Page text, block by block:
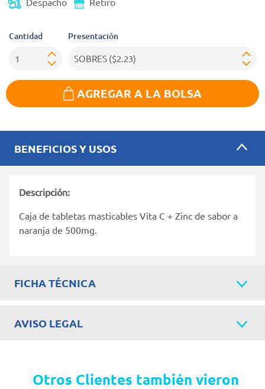
Cantidad Presentación
AGREGAR A LA BOLSA
BENEFICIOS Y USOS
Descripción:
Caja de tabletas masticables Vita C + Zinc de sabor a
naranja de 500mg.
FICHA TÉCNICA
AVISO LEGAL
Otros Clientes también vieron